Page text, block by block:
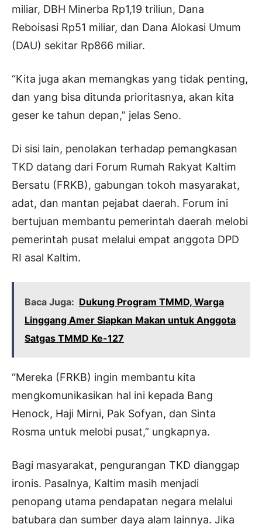
miliar, DBH Minerba Rp1,19 triliun, Dana
Reboisasi Rp51 miliar, dan Dana Alokasi Umum
(DAU) sekitar Rp866 miliar.
“Kita juga akan memangkas yang tidak penting,
dan yang bisa ditunda prioritasnya, akan kita
geser ke tahun depan,” jelas Seno.
Di sisi lain, penolakan terhadap pemangkasan
TKD datang dari Forum Rumah Rakyat Kaltim
Bersatu (FRKB), gabungan tokoh masyarakat,
adat, dan mantan pejabat daerah. Forum ini
bertujuan membantu pemerintah daerah melobi
pemerintah pusat melalui empat anggota DPD
RI asal Kaltim.
Baca Juga: Dukung Program TMMD, Warga
Linggang Amer Siapkan Makan untuk Anggota
Satgas TMMD Ke-127
“Mereka (FRKB) ingin membantu kita
mengkomunikasikan hal ini kepada Bang
Henock, Haji Mirni, Pak Sofyan, dan Sinta
Rosma untuk melobi pusat,” ungkapnya.
Bagi masyarakat, pengurangan TKD dianggap
ironis. Pasalnya, Kaltim masih menjadi
penopang utama pendapatan negara melalui
batubara dan sumber daya alam lainnya. Jika